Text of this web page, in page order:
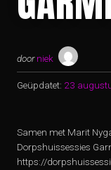
door niek
Geüpdatet: 23
Samen met Marit
Dorpshuissessies
https://